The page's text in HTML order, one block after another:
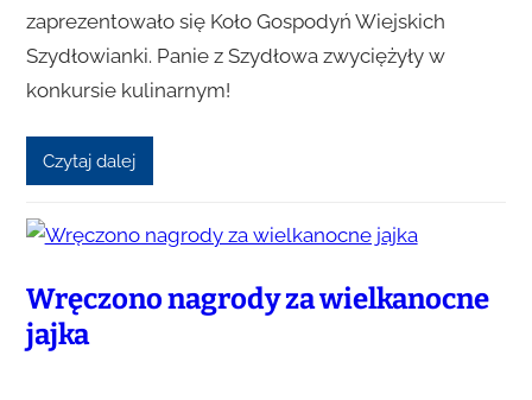
zaprezentowało się Koło Gospodyń Wiejskich
Szydłowianki. Panie z Szydłowa zwyciężyły w
konkursie kulinarnym!
Czytaj dalej
Wręczono nagrody za wielkanocne
jajka